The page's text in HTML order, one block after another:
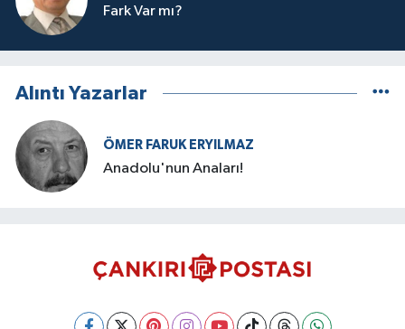
Fark Var mı?
Alıntı Yazarlar
ÖMER FARUK ERYILMAZ
Anadolu'nun Anaları!